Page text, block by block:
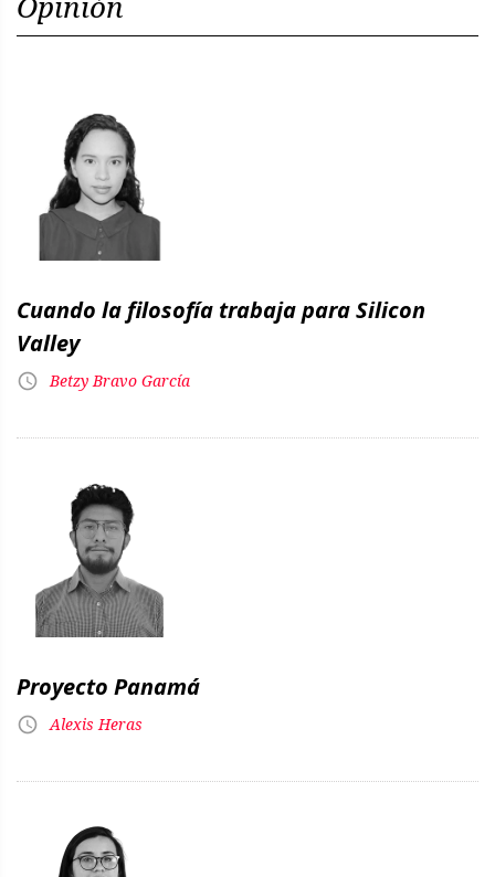
Cuando la filosofía trabaja para Silicon
Valley
Betzy Bravo García
Proyecto Panamá
Alexis Heras